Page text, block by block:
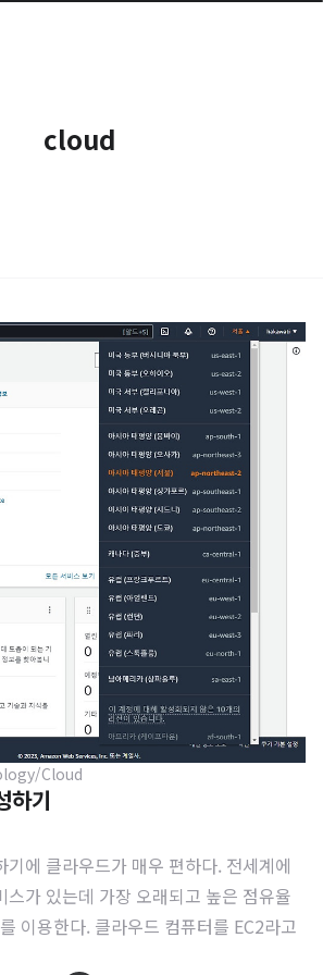
cloud
Cloud
하기
기에 클라우드가 매우 편하다. 전세계에
스가 있는데 가장 오래되고 높은 점유율
이용한다. 클라우드 컴퓨터를 EC2라고